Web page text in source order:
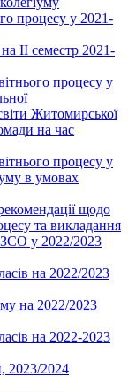
процесу у 2021-
ІІ семестр 2021-
процесу у
Житомирської
на час
процесу у
в умовах
щодо
та викладання
у 2022/2023
на 2022/2023
на 2022/2023
на 2022-2023
2023/2024